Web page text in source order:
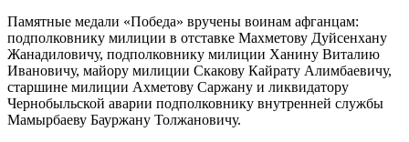
Памятные медали «Победа» вручены воинам афганцам:
подполковнику милиции в отставке Махметову Дуйсенхану
Жанадиловичу, подполковнику милиции Ханину Виталию
Ивановичу, майору милиции Скакову Кайрату Алимбаевичу,
старшине милиции Ахметову Саржану и ликвидатору
Чернобыльской аварии подполковнику внутренней службы
Мамырбаеву Бауржану Толжановичу.